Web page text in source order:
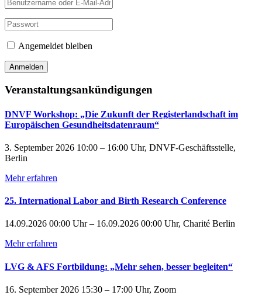
Angemeldet bleiben
Veranstaltungsankündigungen
DNVF Workshop: „Die Zukunft der Registerlandschaft im
Europäischen Gesundheitsdatenraum“
3. September 2026 10:00 – 16:00 Uhr, DNVF-Geschäftsstelle,
Berlin
Mehr erfahren
25. International Labor and Birth Research Conference
14.09.2026 00:00 Uhr – 16.09.2026 00:00 Uhr, Charité Berlin
Mehr erfahren
LVG & AFS Fortbildung: „Mehr sehen, besser begleiten“
16. September 2026 15:30 – 17:00 Uhr, Zoom